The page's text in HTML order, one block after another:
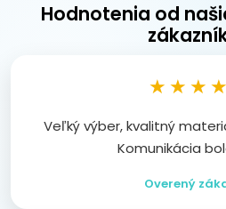
Hodnotenia od
Veľký výber, kvalitný
Komunikácia
Overený